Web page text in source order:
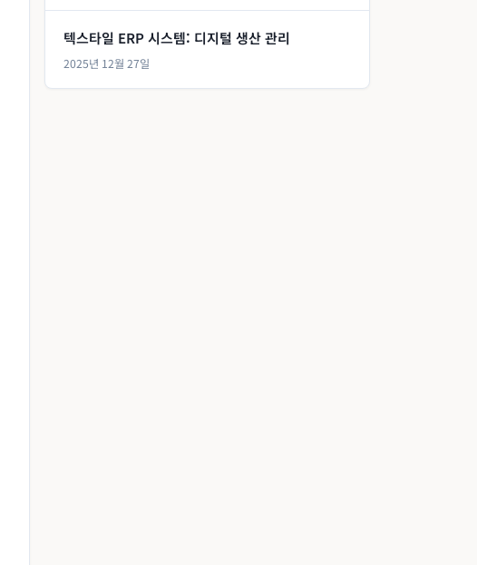
텍스타일 ERP 시스템: 디지털 생산 관리
2025년 12월 27일